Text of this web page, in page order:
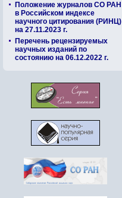
Положение журналов СО РАН
в Российском индексе
научного цитирования (РИНЦ)
на 27.11.2023 г.
Перечень рецензируемых
научных изданий по
состоянию на 06.12.2022 г.